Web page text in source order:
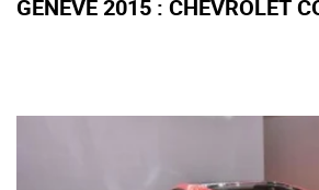
GENÈVE 2015 : CHEVROLET